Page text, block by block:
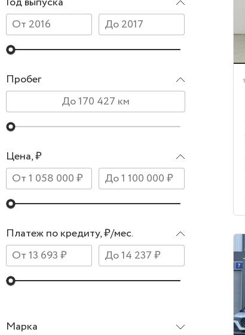
Пробег
Марка
Цена, ₽
Платеж по кредиту, ₽/мес.